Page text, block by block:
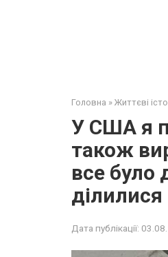
Головна » Життєві
У США я
також
все було
Дата публікації: